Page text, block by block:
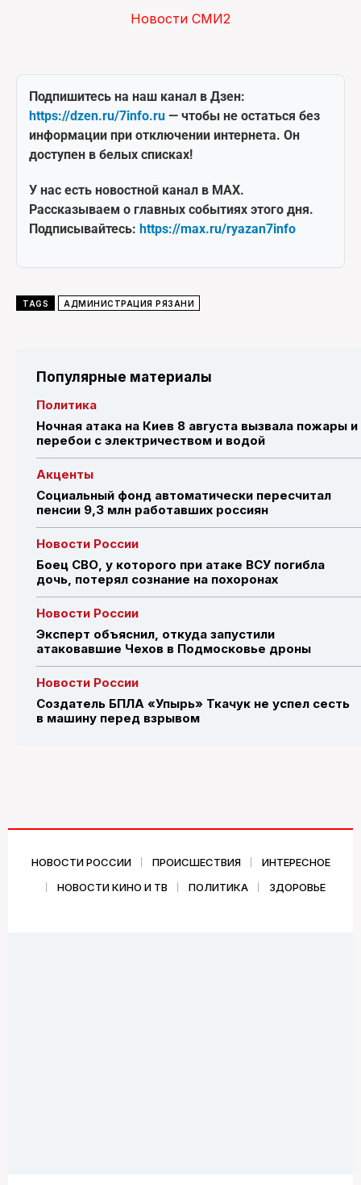
Новости СМИ2
Подпишитесь на наш канал в Дзен:
https://dzen.ru/7info.ru — чтобы не остаться без
информации при отключении интернета. Он
доступен в белых списках!
У нас есть новостной канал в MAX.
Рассказываем о главных событиях этого дня.
Подписывайтесь: https://max.ru/ryazan7info
TAGS АДМИНИСТРАЦИЯ РЯЗАНИ
Популярные материалы
Политика
Ночная атака на Киев 8 августа вызвала пожары и
перебои с электричеством и водой
Акценты
Социальный фонд автоматически пересчитал
пенсии 9,3 млн работавших россиян
Новости России
Боец СВО, у которого при атаке ВСУ погибла
дочь, потерял сознание на похоронах
Новости России
Эксперт объяснил, откуда запустили
атаковавшие Чехов в Подмосковье дроны
Новости России
Создатель БПЛА «Упырь» Ткачук не успел сесть
в машину перед взрывом
НОВОСТИ РОССИИ ПРОИСШЕСТВИЯ
ИНТЕРЕСНОЕ
НОВОСТИ КИНО И ТВ
ПОЛИТИКА ЗДОРОВЬЕ